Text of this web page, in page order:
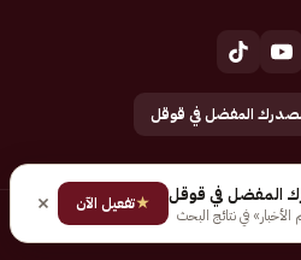
المفضل في قوقل
إيجاز للنشر الإلكتروني المالكة لصحيفة عاجل
المفضل في قوقل
في نتائج البحث
★تفعيل الآن